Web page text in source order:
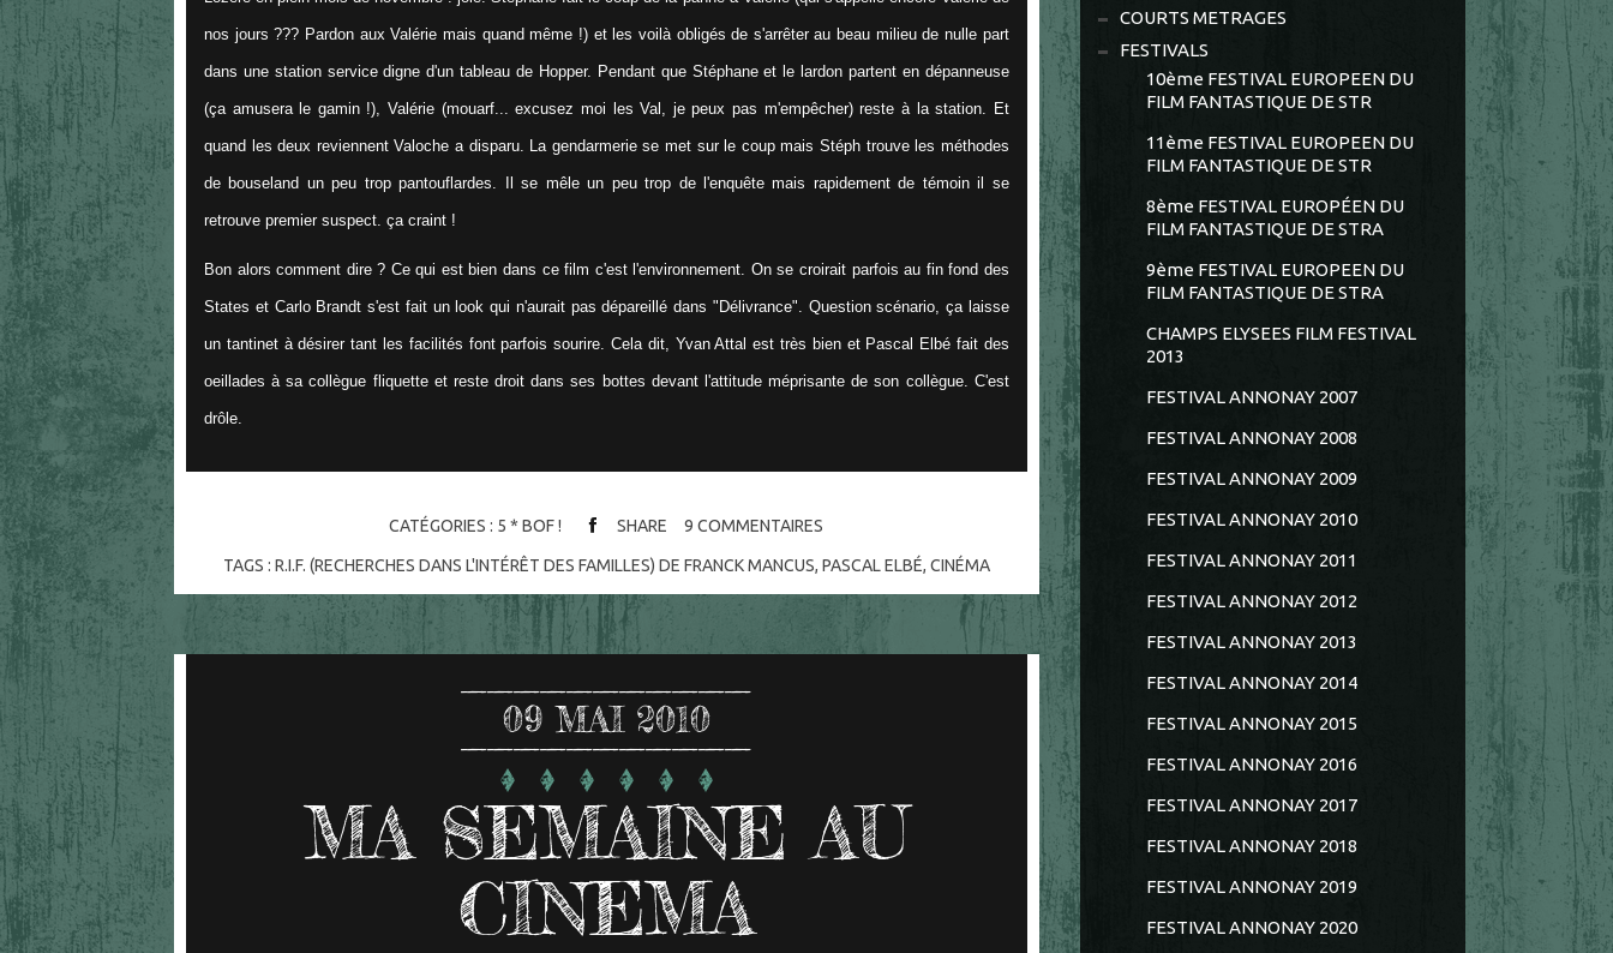
nos jours ??? Pardon aux Valérie mais quand même !) et les voilà obligés de s'arrêter au beau milieu de nulle part
dans une station service digne d'un tableau de Hopper. Pendant que Stéphane et le lardon partent en dépanneuse
(ça amusera le gamin !), Valérie (mouarf... excusez moi les Val, je peux pas m'empêcher) reste à la station. Et
quand les deux reviennent Valoche a disparu. La gendarmerie se met sur le coup mais Stéph trouve les méthodes
de bouseland un peu trop pantouflardes. Il se mêle un peu trop de l'enquête mais rapidement de témoin il se
retrouve premier suspect. ça craint !
Bon alors comment dire ? Ce qui est bien dans ce film c'est l'environnement. On se croirait parfois au fin fond des
States et Carlo Brandt s'est fait un look qui n'aurait pas dépareillé dans "Délivrance". Question scénario, ça laisse
un tantinet à désirer tant les facilités font parfois sourire. Cela dit, Yvan Attal est très bien et Pascal Elbé fait des
oeillades à sa collègue fliquette et reste droit dans ses bottes devant l'attitude méprisante de son collègue. C'est
drôle.
CATÉGORIES : 5 * BOF ! SHARE 9 COMMENTAIRES
TAGS : R.I.F. (RECHERCHES DANS L'INTÉRÊT DES FAMILLES) DE FRANCK MANCUS, PASCAL ELBÉ, CINÉMA
09 MAI 2010
MA SEMAINE AU
CINEMA
COURTS METRAGES
FESTIVALS
10ème FESTIVAL EUROPEEN DU
FILM FANTASTIQUE DE STR
11ème FESTIVAL EUROPEEN DU
FILM FANTASTIQUE DE STR
8ème FESTIVAL EUROPÉEN DU
FILM FANTASTIQUE DE STRA
9ème FESTIVAL EUROPEEN DU
FILM FANTASTIQUE DE STRA
CHAMPS ELYSEES FILM FESTIVAL
2013
FESTIVAL ANNONAY 2007
FESTIVAL ANNONAY 2008
FESTIVAL ANNONAY 2009
FESTIVAL ANNONAY 2010
FESTIVAL ANNONAY 2011
FESTIVAL ANNONAY 2012
FESTIVAL ANNONAY 2013
FESTIVAL ANNONAY 2014
FESTIVAL ANNONAY 2015
FESTIVAL ANNONAY 2016
FESTIVAL ANNONAY 2017
FESTIVAL ANNONAY 2018
FESTIVAL ANNONAY 2019
FESTIVAL ANNONAY 2020